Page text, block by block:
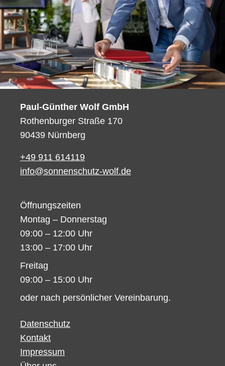
Paul-Günther Wolf GmbH
Rothenburger Straße 170
90439 Nürnberg
+49 911 614119
info@sonnenschutz-wolf.de
Öffnungszeiten
Montag – Donnerstag
09:00 – 12:00 Uhr
13:00 – 17:00 Uhr
Freitag
09:00 – 15:00 Uhr
oder nach persönlicher Vereinbarung.
Datenschutz
Kontakt
Impressum